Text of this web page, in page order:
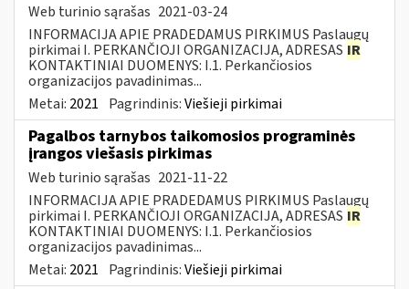
Web turinio sąrašas 2021-03-24
INFORMACIJA APIE PRADEDAMUS PIRKIMUS Paslaugų
pirkimai I. PERKANČIOJI ORGANIZACIJA, ADRESAS IR
KONTAKTINIAI DUOMENYS: I.1. Perkančiosios
organizacijos pavadinimas...
Metai: 2021 Pagrindinis:Viešieji pirkimai
Pagalbos tarnybos taikomosios programinės
įrangos viešasis pirkimas
Web turinio sąrašas 2021-11-22
INFORMACIJA APIE PRADEDAMUS PIRKIMUS Paslaugų
pirkimai I. PERKANČIOJI ORGANIZACIJA, ADRESAS IR
KONTAKTINIAI DUOMENYS: I.1. Perkančiosios
organizacijos pavadinimas...
Metai: 2021 Pagrindinis:Viešieji pirkimai